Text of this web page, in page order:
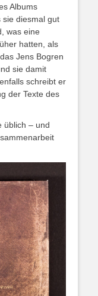
Albums
sie diesmal gut
was eine
hatten, als
Jens Bogren
sie damit
schreibt er
der Texte des
üblich – und